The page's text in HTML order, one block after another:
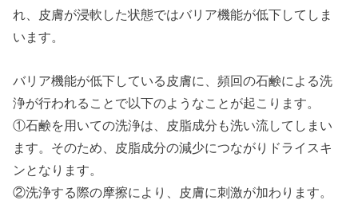
れ、皮膚が浸軟した状態ではバリア機能が低下してしま
います。
バリア機能が低下している皮膚に、頻回の石鹸による洗
浄が行われることで以下のようなことが起こります。
①石鹸を用いての洗浄は、皮脂成分も洗い流してしまい
ます。そのため、皮脂成分の減少につながりドライスキ
ンとなります。
②洗浄する際の摩擦により、皮膚に刺激が加わります。